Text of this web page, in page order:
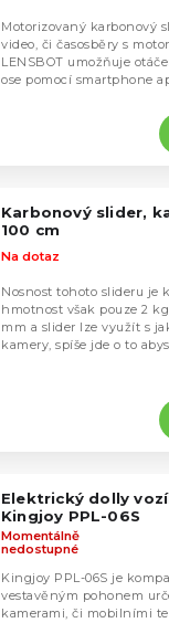
Motorizovaný karbonový
video, či časosběry s
LENSBOT umožňuje
ose pomocí smartphone
Karbonový slider,
100 cm
Na dotaz
Nosnost tohoto slideru je
hmotnost však pouze 2
mm a slider lze využít s
kamery, spíše jde o to
Elektrický dolly
Kingjoy PPL-06S
Momentálně
nedostupné
Kingjoy PPL-06S je
vestavěným pohonem
kamerami, či mobilními